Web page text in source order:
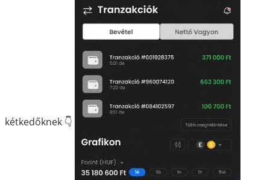
kétkedőknek 👇